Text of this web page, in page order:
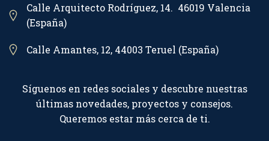
Calle Arquitecto Rodríguez, 14. 46019 Valencia
(España)
Calle Amantes, 12, 44003 Teruel (España)
Síguenos en redes sociales y descubre nuestras
últimas novedades, proyectos y consejos.
Queremos estar más cerca de ti.